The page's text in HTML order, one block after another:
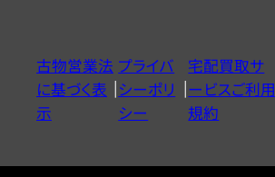
ヤ
ル
0120604117
古物営業法
に基づく表
示
プライバ
シーポリ
シー
宅配買取サ
ービスご利用
規約